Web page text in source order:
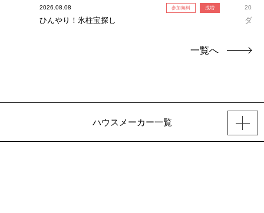
2026.08.08 参加無料 成増
ひんやり！氷柱宝探し ダイ
一覧へ
ハウスメーカー一覧